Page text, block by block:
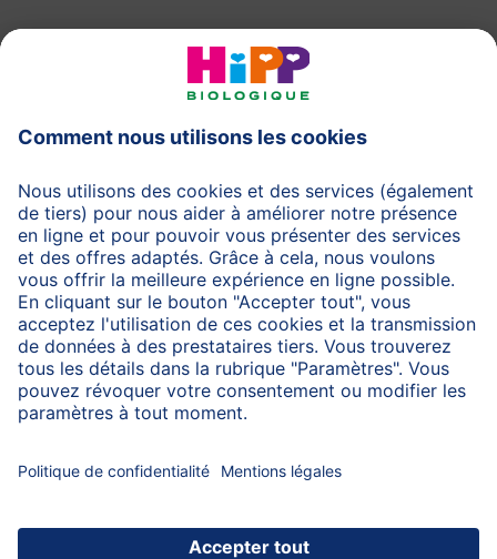
HiPP Grossesse
Protection des données
Protection d'utilisation
Mentions légales
A propos de HiPP
Contactez-nous
Transfert sécurisé des données par un cryptage des